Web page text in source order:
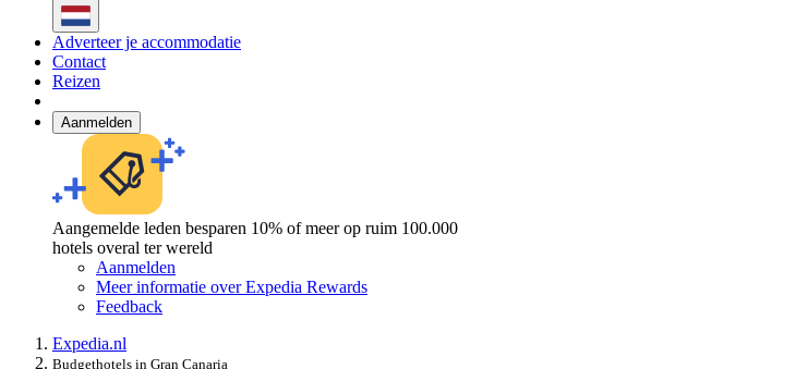
Adverteer je accommodatie
Contact
Reizen
Aanmelden
Aangemelde leden besparen 10% of meer op ruim 100.000
hotels overal ter wereld
Aanmelden
Meer informatie over Expedia Rewards
Feedback
Expedia.nl
Budgethotels in Gran Canaria